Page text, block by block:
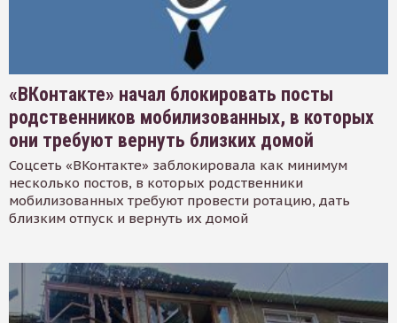
«ВКонтакте» начал блокировать посты
родственников мобилизованных, в которых
они требуют вернуть близких домой
Соцсеть «ВКонтакте» заблокировала как минимум
несколько постов, в которых родственники
мобилизованных требуют провести ротацию, дать
близким отпуск и вернуть их домой